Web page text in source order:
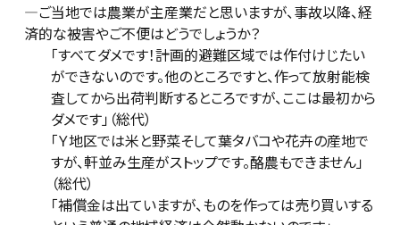
―ご当地では農業が主産業だと思いますが、事故以降、経
済的な被害やご不便はどうでしょうか？
「すべてダメです！計画的避難区域では作付けじたい
ができないのです。他のところですと、作って放射能検
査してから出荷判断するところですが、ここは最初から
ダメです」（総代）
「Ｙ地区では米と野菜そして葉タバコや花卉の産地で
すが、軒並み生産がストップです。酪農もできません」
（総代）
「補償金は出ていますが、ものを作っては売り買いする